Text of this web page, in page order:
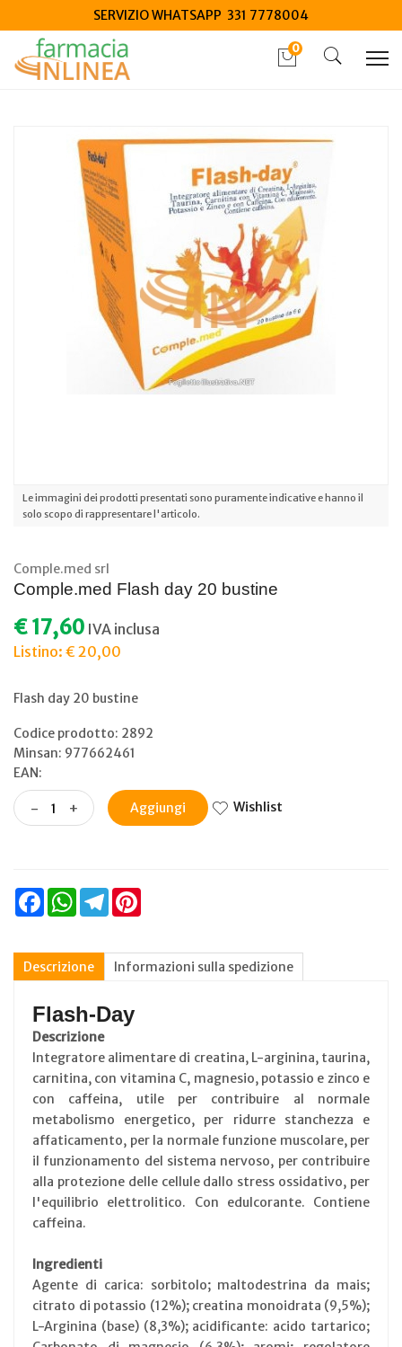
SERVIZIO WHATSAPP 331 7778004
0
Le immagini dei prodotti presentati sono puramente indicative e hanno il
solo scopo di rappresentare l'articolo.
Comple.med srl
Comple.med Flash day 20 bustine
€ 17,60 IVA inclusa
Listino: € 20,00
Flash day 20 bustine
Codice prodotto: 2892
Minsan: 977662461
EAN:
- + Aggiungi Wishlist
FacebookWhatsAppTelegram
Descrizione Informazioni sulla spedizione
Flash-Day
Descrizione
Integratore alimentare di creatina, L-arginina, taurina,
carnitina, con vitamina C, magnesio, potassio e zinco e
con caffeina, utile per contribuire al normale
metabolismo energetico, per ridurre stanchezza e
affaticamento, per la normale funzione muscolare, per
il funzionamento del sistema nervoso, per contribuire
alla protezione delle cellule dallo stress ossidativo, per
l'equilibrio elettrolitico. Con edulcorante. Contiene
caffeina.
Ingredienti
Agente di carica: sorbitolo; maltodestrina da mais;
citrato di potassio (12%); creatina monoidrata (9,5%);
L-Arginina (base) (8,3%); acidificante: acido tartarico;